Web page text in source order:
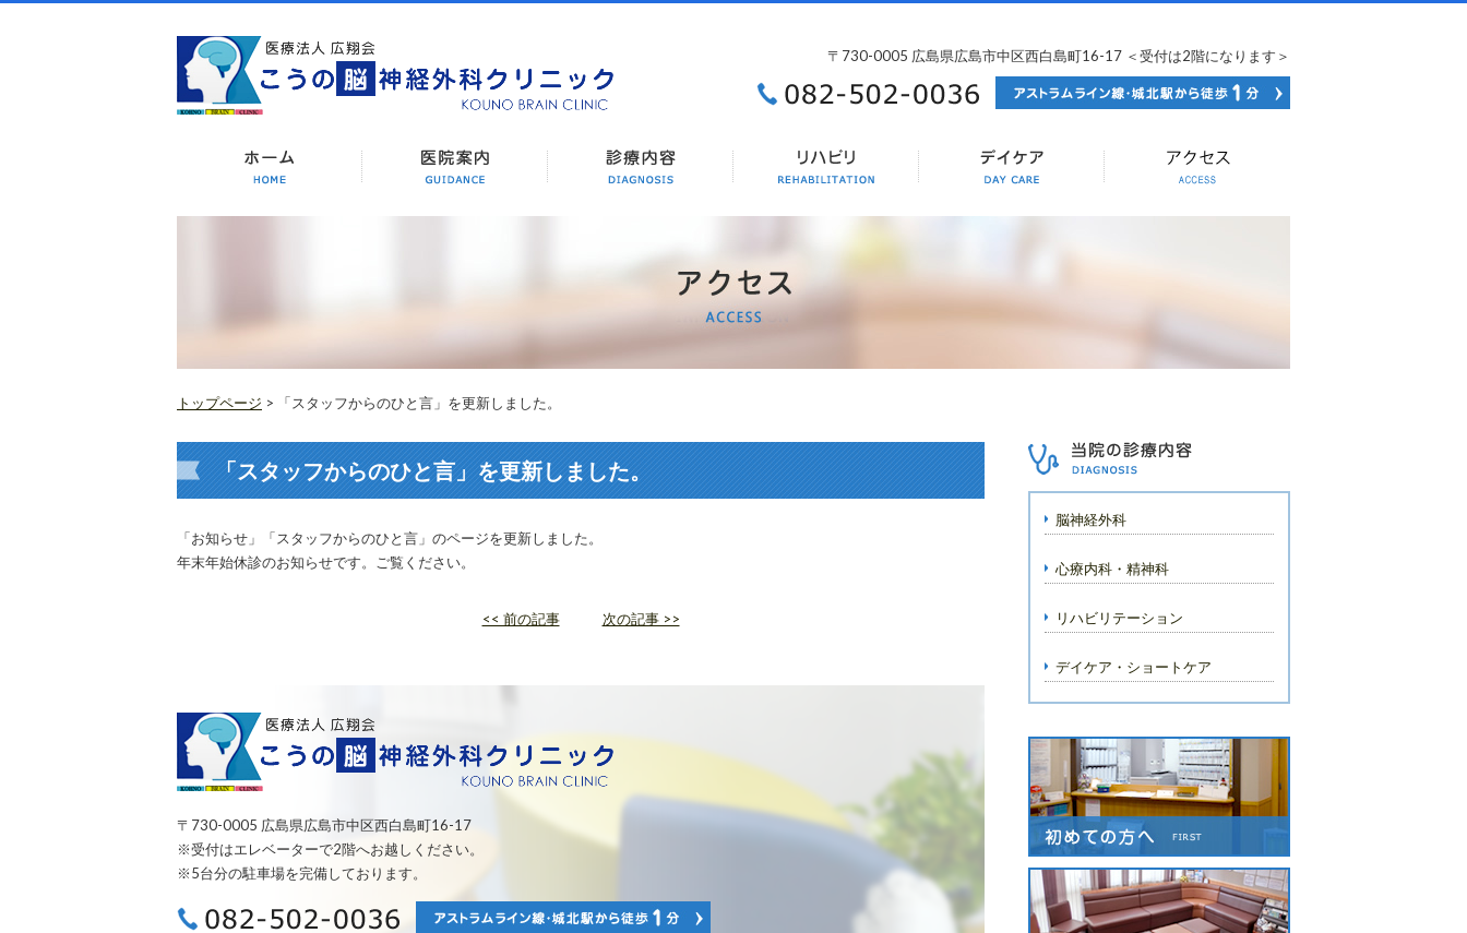
〒730-0005 広島県広島市中区西白島町16-17 ＜受付は2階になります＞
082-502-0036
トップページ > 「スタッフからのひと言」を更新しました。
「スタッフからのひと言」を更新しました。
「お知らせ」「スタッフからのひと言」のページを更新しました。
年末年始休診のお知らせです。ご覧ください。
<< 前の記事 次の記事 >>
〒730-0005 広島県広島市中区西白島町16-17
※受付はエレベーターで2階へお越しください。
※5台分の駐車場を完備しております。
082-502-0036
脳神経外科
心療内科・精神科
リハビリテーション
デイケア・ショートケア